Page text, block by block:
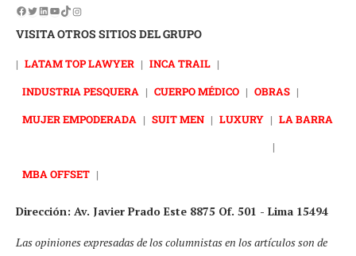
VISITA OTROS SITIOS DEL GRUPO
| LATAM TOP LAWYER | INCA TRAIL |
INDUSTRIA PESQUERA | CUERPO MÉDICO | OBRAS |
MUJER EMPODERADA | SUIT MEN | LUXURY | LA BARRA
|
MBA OFFSET |
Dirección: Av. Javier Prado Este 8875 Of. 501 - Lima 15494
Las opiniones expresadas de los columnistas en los artículos son de